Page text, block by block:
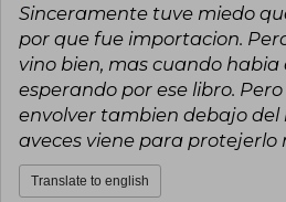
Sinceramente tuve miedo
por que fue importacion.
vino bien, mas cuando
esperando por ese libro.
envolver tambien debajo
aveces viene para protejerlo
Translate to english